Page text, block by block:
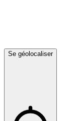
Se géolocaliser